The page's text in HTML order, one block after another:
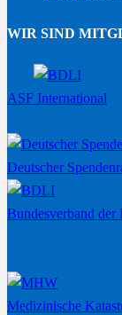
WIR SIND
ASF International
Deutscher
Bundesverband
Medizinische